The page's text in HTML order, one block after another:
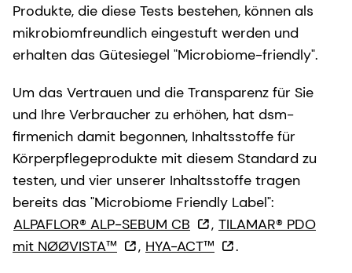
Produkte, die diese Tests bestehen, können als
mikrobiomfreundlich eingestuft werden und
erhalten das Gütesiegel "Microbiome-friendly".
Um das Vertrauen und die Transparenz für Sie
und Ihre Verbraucher zu erhöhen, hat dsm-
firmenich damit begonnen, Inhaltsstoffe für
Körperpflegeprodukte mit diesem Standard zu
testen, und vier unserer Inhaltsstoffe tragen
bereits das "Microbiome Friendly Label":
ALPAFLOR® ALP-SEBUM CB
, TILAMAR® PDO
mit NØØVISTA™
, HYA-ACT™
.